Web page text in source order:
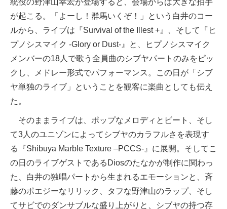
統役の野津山幸宏が登場すると、会場からは大きな拍手
が起こる。「よーし！群馬いくぞ！」という白井のコー
ルから、ライブは『Survival of the Illest +』、そして『ヒ
プノシスマイク -Glory or Dust-』と、ヒプノシスマイク
メンバーの18人で歌う全員曲のシブヤパートのみをピッ
クし、メドレー形式でパフォーマンス。この日が「シブ
ヤ単独のライブ」ということを観客に楽曲としても伝え
た。
そのままライブは、ポップなメロディとビート、そし
て3人のユニゾンによってシブヤのカラフルさを表現す
る『Shibuya Marble Texture –PCCS-』に展開。そしてこ
の日のライブゲストであるDiosのたなかが制作に関わっ
た、白井の独唱パートから生まれるエモーションと、斉
藤のポエジーなリリック、タフな野津山のラップ、そし
てサビでのダンサブルな盛り上がりと、シブヤの持つ存